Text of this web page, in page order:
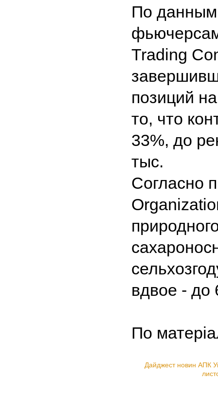
По данным
Trading
позиций
то, что
33%, до
тыс.
Согласно
вдвое - до
По
Дайджест новин АПК